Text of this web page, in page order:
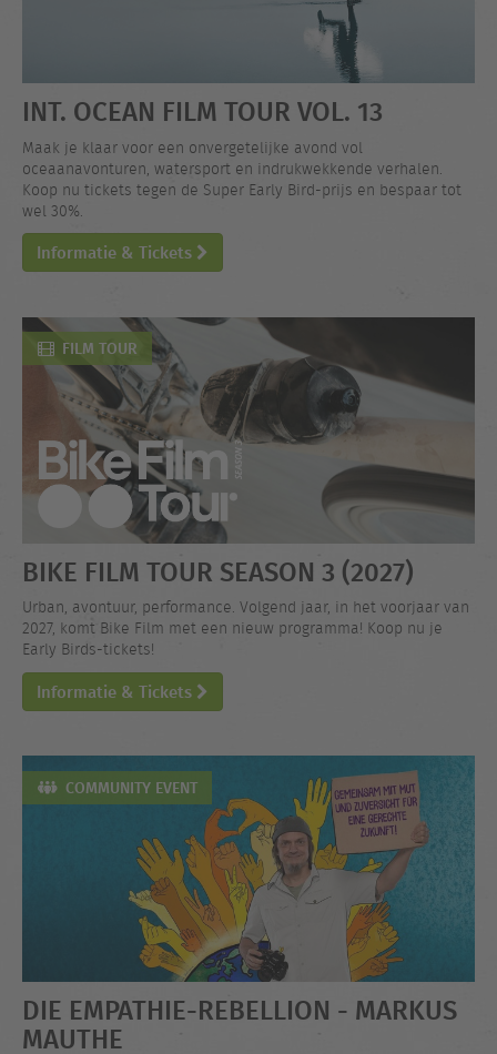
INT. OCEAN FILM TOUR VOL. 13
Maak je klaar voor een onvergetelijke avond vol
oceaanavonturen, watersport en indrukwekkende verhalen.
Koop nu tickets tegen de Super Early Bird-prijs en bespaar tot
wel 30%.
Informatie & Tickets
FILM TOUR
BIKE FILM TOUR SEASON 3 (2027)
Urban, avontuur, performance. Volgend jaar, in het voorjaar van
2027, komt Bike Film met een nieuw programma! Koop nu je
Early Birds-tickets!
Informatie & Tickets
COMMUNITY EVENT
DIE EMPATHIE-REBELLION - MARKUS
MAUTHE